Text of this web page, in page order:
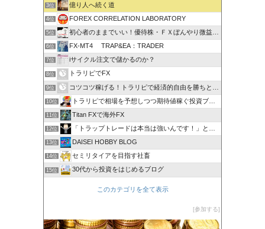
3位 億り人へ続く道
4位 FOREX CORRELATION LABORATORY
5位 初心者のままでいい！優待株・ＦＸぼんやり微益ブログ
6位 FX-MT4 TRAP&EA：TRADER
7位 iサイクル注文で儲かるのか？
8位 トラリピでFX
9位 コツコツ稼げる！トラリピで経済的自由を勝ちとる方法
10位 トラリピで相場を予想しつつ期待値稼ぐ投資ブログ
11位 Titan FXで海外FX
12位 「トラップトレードは本当は強いんです！」と叫びたい。
13位 DAISEI HOBBY BLOG
14位 セミリタイアを目指す社畜
15位 30代から投資をはじめるブログ
このカテゴリを全て表示
参加する